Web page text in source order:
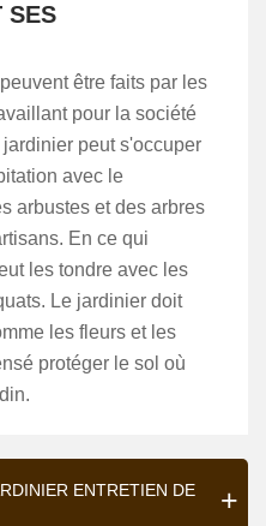
SES
être faits par les
pour la société
peut s'occuper
avec le
arbustes et des arbres
En ce qui
les tondre avec les
Le jardinier doit
les fleurs et les
protéger le sol où
ENTRETIEN DE